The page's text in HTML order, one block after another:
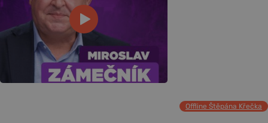
Offline Štěpána Křečka